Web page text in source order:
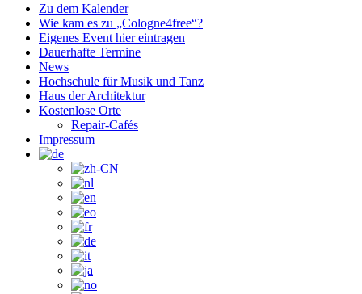
Zu dem Kalender
Wie kam es zu „Cologne4free“?
Eigenes Event hier eintragen
Dauerhafte Termine
News
Hochschule für Musik und Tanz
Haus der Architektur
Kostenlose Orte
Repair-Cafés
Impressum